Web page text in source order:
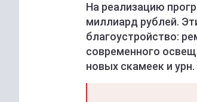
На реализацию
миллиард рублей.
благоустройство:
современного
новых скамеек и урн.